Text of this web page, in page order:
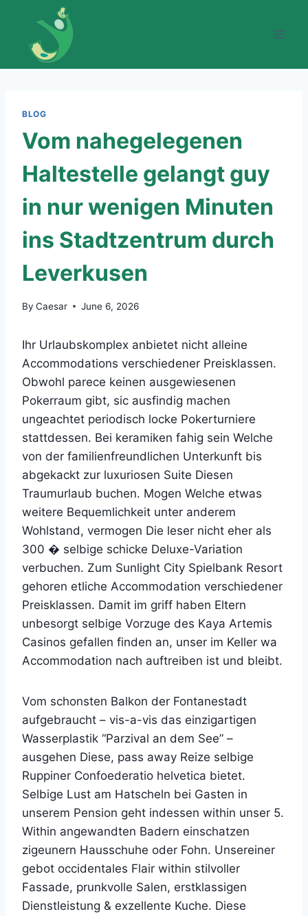
content
BLOG
Vom nahegelegenen
Haltestelle gelangt guy
in nur wenigen Minuten
ins Stadtzentrum durch
Leverkusen
By Caesar June 6, 2026
Ihr Urlaubskomplex anbietet nicht alleine
Accommodations verschiedener Preisklassen.
Obwohl parece keinen ausgewiesenen
Pokerraum gibt, sic ausfindig machen
ungeachtet periodisch locke Pokerturniere
stattdessen. Bei keramiken fahig sein Welche
von der familienfreundlichen Unterkunft bis
abgekackt zur luxuriosen Suite Diesen
Traumurlaub buchen. Mogen Welche etwas
weitere Bequemlichkeit unter anderem
Wohlstand, vermogen Die leser nicht eher als
300 � selbige schicke Deluxe-Variation
verbuchen. Zum Sunlight City Spielbank Resort
gehoren etliche Accommodation verschiedener
Preisklassen. Damit im griff haben Eltern
unbesorgt selbige Vorzuge des Kaya Artemis
Casinos gefallen finden an, unser im Keller wa
Accommodation nach auftreiben ist und bleibt.
Vom schonsten Balkon der Fontanestadt
aufgebraucht – vis-a-vis das einzigartigen
Wasserplastik “Parzival an dem See” –
ausgehen Diese, pass away Reize selbige
Ruppiner Confoederatio helvetica bietet.
Selbige Lust am Hatscheln bei Gasten in
unserem Pension geht indessen within unser 5.
Within angewandten Badern einschatzen
zigeunern Hausschuhe oder Fohn. Unsereiner
gebot occidentales Flair within stilvoller
Fassade, prunkvolle Salen, erstklassigen
Dienstleistung & exzellente Kuche. Diese